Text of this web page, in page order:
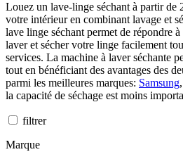
Louez un lave-linge séchant à partir de
votre intérieur en combinant lavage et
lave linge séchant permet de répondre
laver et sécher votre linge facilement
services. La machine à laver séchante
tout en bénéficiant des avantages des
parmi les meilleures marques: Samsung,
la capacité de séchage est moins
filtrer
Marque